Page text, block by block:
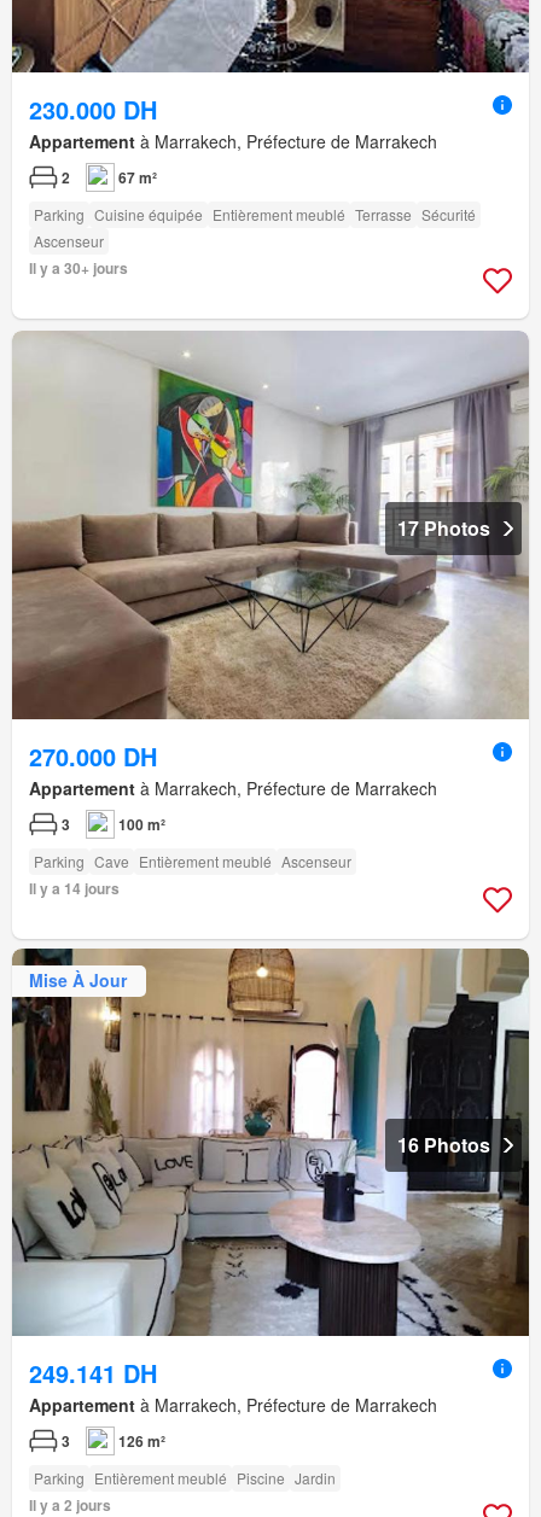
230.000 DH
Appartement à Marrakech, Préfecture de Marrakech
2 67 m²
Parking Cuisine équipée Entièrement meublé Terrasse Sécurité
Ascenseur
Il y a 30+ jours
17 Photos
270.000 DH
Appartement à Marrakech, Préfecture de Marrakech
3 100 m²
Parking Cave Entièrement meublé Ascenseur
Il y a 14 jours
Mise À Jour
16 Photos
249.141 DH
Appartement à Marrakech, Préfecture de Marrakech
3 126 m²
Parking Entièrement meublé Piscine Jardin
Il y a 2 jours